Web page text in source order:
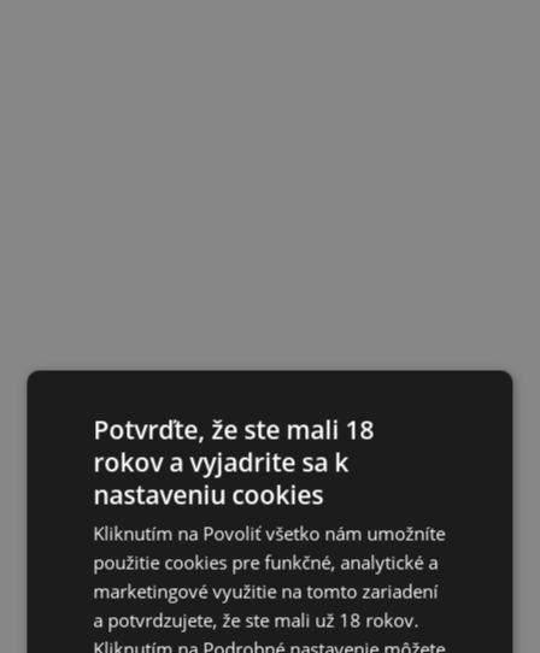
Potvrďte, že ste mali 18
rokov a vyjadrite sa k
nastaveniu cookies
Kliknutím na Povoliť všetko nám umožníte
použitie cookies pre funkčné, analytické a
marketingové využitie na tomto zariadení
a potvrdzujete, že ste mali už 18 rokov.